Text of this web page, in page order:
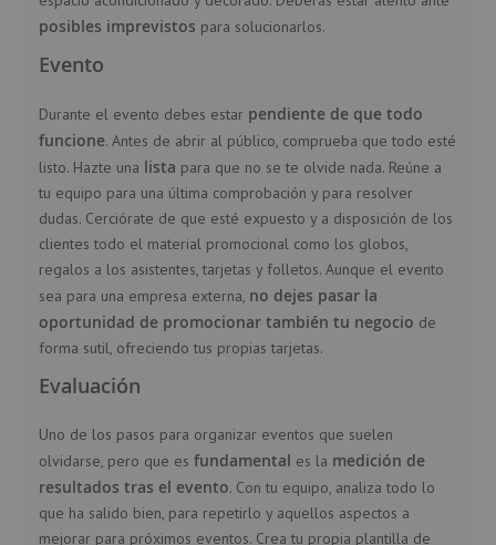
posibles imprevistos para solucionarlos.
Evento
Durante el evento debes estar pendiente de que todo
funcione. Antes de abrir al público, comprueba que todo esté
listo. Hazte una lista para que no se te olvide nada. Reúne a
tu equipo para una última comprobación y para resolver
dudas. Cerciórate de que esté expuesto y a disposición de los
clientes todo el material promocional como los globos,
regalos a los asistentes, tarjetas y folletos. Aunque el evento
sea para una empresa externa, no dejes pasar la
oportunidad de promocionar también tu negocio de
forma sutil, ofreciendo tus propias tarjetas.
Evaluación
Uno de los pasos para organizar eventos que suelen
olvidarse, pero que es fundamental es la medición de
resultados tras el evento. Con tu equipo, analiza todo lo
que ha salido bien, para repetirlo y aquellos aspectos a
mejorar para próximos eventos. Crea tu propia plantilla de